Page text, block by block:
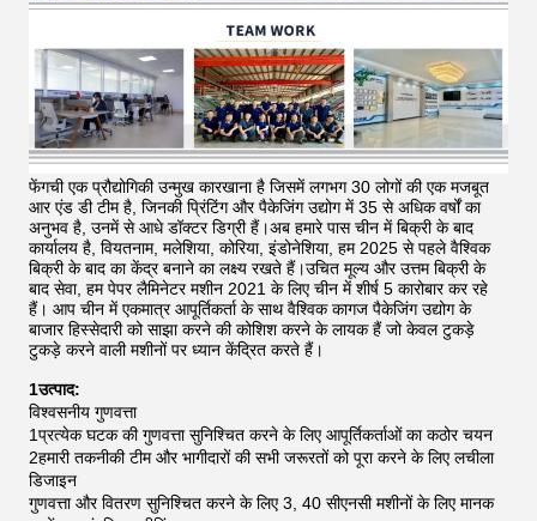
फेंगची एक प्रौद्योगिकी उन्मुख कारखाना है जिसमें लगभग 30 लोगों की एक मजबूत
आर एंड डी टीम है, जिनकी प्रिंटिंग और पैकेजिंग उद्योग में 35 से अधिक वर्षों का
अनुभव है, उनमें से आधे डॉक्टर डिग्री हैं।अब हमारे पास चीन में बिक्री के बाद
कार्यालय है, वियतनाम, मलेशिया, कोरिया, इंडोनेशिया, हम 2025 से पहले वैश्विक
बिक्री के बाद का केंद्र बनाने का लक्ष्य रखते हैं।उचित मूल्य और उत्तम बिक्री के
बाद सेवा, हम पेपर लैमिनेटर मशीन 2021 के लिए चीन में शीर्ष 5 कारोबार कर रहे
हैं। आप चीन में एकमात्र आपूर्तिकर्ता के साथ वैश्विक कागज पैकेजिंग उद्योग के
बाजार हिस्सेदारी को साझा करने की कोशिश करने के लायक हैं जो केवल टुकड़े
टुकड़े करने वाली मशीनों पर ध्यान केंद्रित करते हैं।
1उत्पाद:
विश्वसनीय गुणवत्ता
1प्रत्येक घटक की गुणवत्ता सुनिश्चित करने के लिए आपूर्तिकर्ताओं का कठोर चयन
2हमारी तकनीकी टीम और भागीदारों की सभी जरूरतों को पूरा करने के लिए लचीला
डिजाइन
गुणवत्ता और वितरण सुनिश्चित करने के लिए 3, 40 सीएनसी मशीनों के लिए मानक